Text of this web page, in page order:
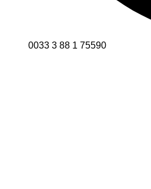
0033 3 88 1 75590